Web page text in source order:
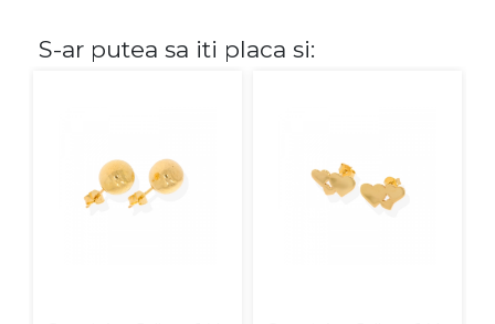
S-ar putea sa iti placa si: